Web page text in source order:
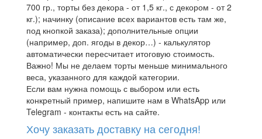
700 гр., торты без декора - от 1,5 кг., с декором - от 2
кг.); начинку (описание всех вариантов есть там же,
под кнопкой заказа); дополнительные опции
(например, доп. ягоды в декор…) - калькулятор
автоматически пересчитает итоговую стоимость.
Важно! Мы не делаем торты меньше минимального
веса, указанного для каждой категории.
Если вам нужна помощь с выбором или есть
конкретный пример, напишите нам в WhatsApp или
Telegram - контакты есть на сайте.
Хочу заказать доставку на сегодня!